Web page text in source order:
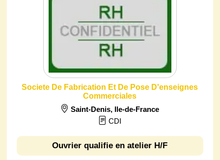
Societe De Fabrication Et De Pose D'enseignes
Commerciales
Saint-Denis, Ile-de-France
CDI
Ouvrier qualifie en atelier H/F